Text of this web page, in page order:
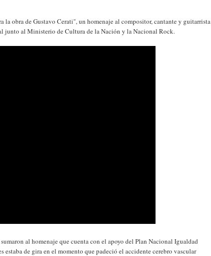
la obra de Gustavo Cerati", un homenaje al compositor, cantante y guitarrista
junto al Ministerio de Cultura de la Nación y la Nacional Rock.
al homenaje que cuenta con el apoyo del Plan Nacional Igualdad
de gira en el momento que padeció el accidente cerebro vascular